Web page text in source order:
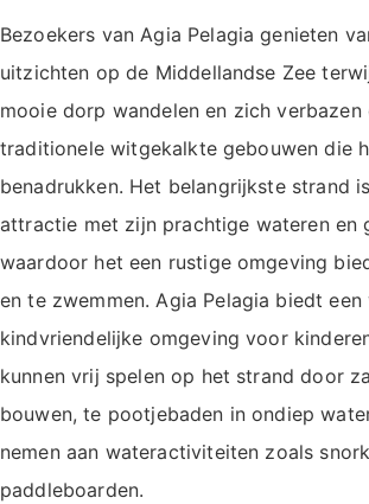
Bezoekers van Agia Pelagia genieten
uitzichten op de Middellandse Zee
mooie dorp wandelen en zich verbazen
traditionele witgekalkte gebouwen die
benadrukken. Het belangrijkste strand
attractie met zijn prachtige wateren en
waardoor het een rustige omgeving
en te zwemmen. Agia Pelagia biedt een
kindvriendelijke omgeving voor
kunnen vrij spelen op het strand door
bouwen, te pootjebaden in ondiep
nemen aan wateractiviteiten zoals
paddleboarden.